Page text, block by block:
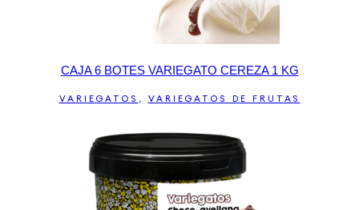
CAJA 6 BOTES VARIEGATO CEREZA 1 KG
VARIEGATOS , VARIEGATOS DE FRUTAS